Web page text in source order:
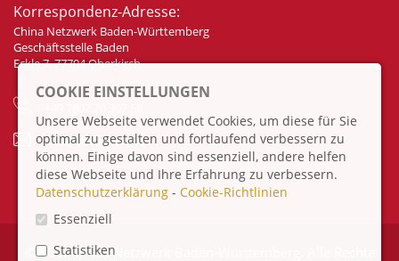
Korrespondenz-Adresse:
China Netzwerk Baden-Württemberg
Geschäftsstelle Baden
Eckle 7, 77704 Oberkirch
info@china-bw.net
© 2026 China Netzwerk Baden-Württemberg. Alle Rechte
COOKIE EINSTELLUNGEN
Unsere Webseite verwendet Cookies, um diese für Sie
optimal zu gestalten und fortlaufend verbessern zu
können. Einige davon sind essenziell, andere helfen
diese Webseite und Ihre Erfahrung zu verbessern.
Datenschutzerklärung - Cookie-Richtlinien
Essenziell
Statistiken